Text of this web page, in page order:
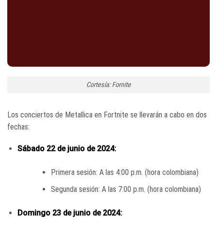
Cortesía: Fornite
Los conciertos de Metallica en Fortnite se llevarán a cabo en dos
fechas:
Sábado 22 de junio de 2024:
Primera sesión: A las 4:00 p.m. (hora colombiana)
Segunda sesión: A las 7:00 p.m. (hora colombiana)
Domingo 23 de junio de 2024: